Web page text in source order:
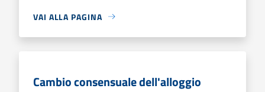
VAI ALLA PAGINA
Cambio consensuale dell'alloggio